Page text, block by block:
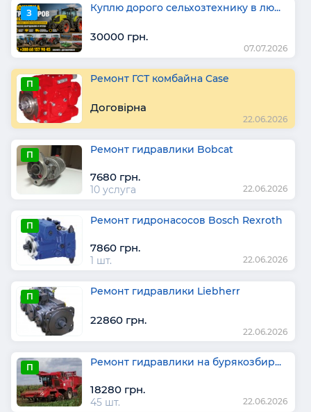
З Куплю дорого сельхозтехнику в лю...
30000 грн.
07.07.2026
П Ремонт ГСТ комбайна Case
Договірна
22.06.2026
П Ремонт гидравлики Bobcat
7680 грн.
10 услуга 22.06.2026
П Ремонт гидронасосов Bosch Rexroth
7860 грн.
1 шт. 22.06.2026
П Ремонт гидравлики Liebherr
22860 грн.
22.06.2026
П Ремонт гидравлики на бурякозбир...
18280 грн.
45 шт. 22.06.2026